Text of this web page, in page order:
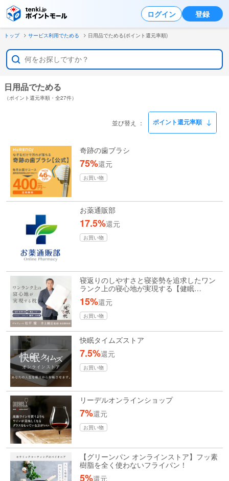
ログイン 登録
トップ サービス利用でためる 日用品でためる(ポイント還元率順)
日用品でためる
（ポイント還元率順・全27件）
並び替え
奇跡の歯ブラシ
75%還元
お買い物
お薬通販部
17.5%還元
お買い物
寝返りのしやすさと寝姿勢を追求したワン
ランク上の寝心地が実現する【健眠…
15%還元
お買い物
快眠タイムズストア
7.5%還元
お買い物
リーデルオンラインショップ
7%還元
お買い物
【グリーンパン オンラインストア】フッ素
樹脂を全く使わないフライパン！
5%還元